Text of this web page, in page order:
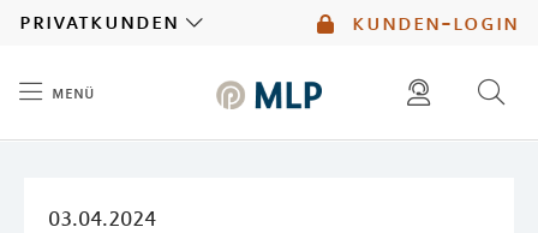
kunden-login
privatkunden
menü
03.04.2024